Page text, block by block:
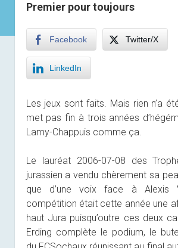
Premier pour toujours
Facebook Twitter/X
LinkedIn
Les jeux sont faits. Mais rien n’a
met pas fin à trois années
Lamy-Chappuis comme ça.
Le lauréat 2006-07-08 des
jurassien a vendu chèrement sa
que d’une voix face à Alexis
compétition était cette année une
haut Jura puisqu’outre ces deux
Erding complète le podium, le